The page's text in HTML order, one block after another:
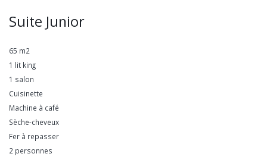
Suite Junior
65 m2
1 lit king
1 salon
Cuisinette
Machine à café
Sèche-cheveux
Fer à repasser
2 personnes